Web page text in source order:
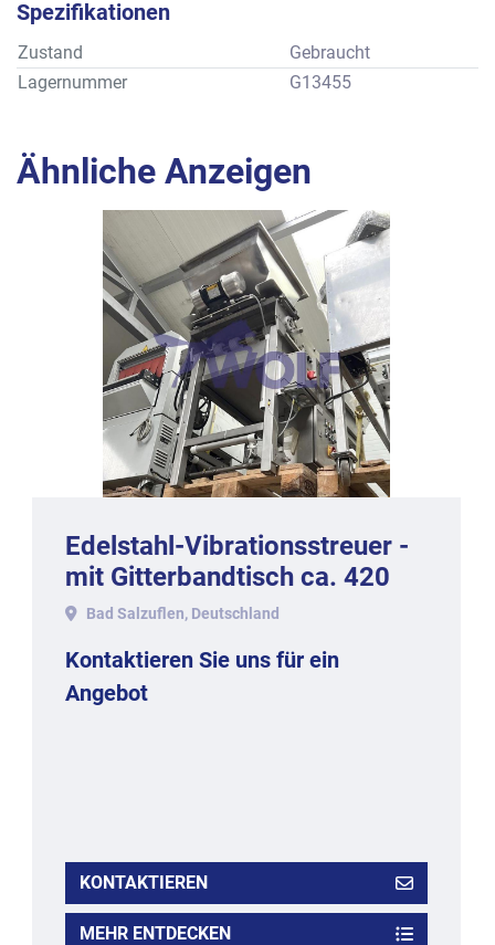
Spezifikationen
Zustand
Gebraucht
Lagernummer
G13455
Ähnliche Anzeigen
Edelstahl-Vibrationsstreuer -
mit Gitterbandtisch ca. 420
mm Arbeitsbreite.
Bad Salzuflen, Deutschland
Kontaktieren Sie uns für ein
Angebot
KONTAKTIEREN
MEHR ENTDECKEN